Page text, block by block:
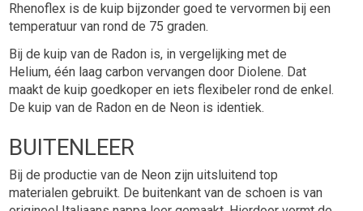
Rhenoflex is de kuip bijzonder goed te vervormen bij een
temperatuur van rond de 75 graden.
Bij de kuip van de Radon is, in vergelijking met de
Helium, één laag carbon vervangen door Diolene. Dat
maakt de kuip goedkoper en iets flexibeler rond de enkel.
De kuip van de Radon en de Neon is identiek.
BUITENLEER
Bij de productie van de Neon zijn uitsluitend top
materialen gebruikt. De buitenkant van de schoen is van